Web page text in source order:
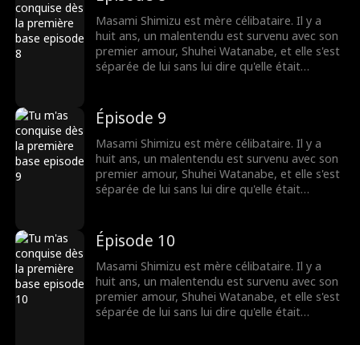
rouages du destin se remettent en marche.
Lorsqu'ils se retrouvent au stade, pourront-ils
dissiper le malentendu et se reconnecter ?
Masami Shimizu est mère célibataire. Il y a
huit ans, un malentendu est survenu avec son
premier amour, Shuhei Watanabe, et elle s'est
séparée de lui sans lui dire qu'elle était
transféré dans une nouvelle équipe. Les
rouages du destin se remettent en marche.
Lorsqu'ils se retrouvent au stade, pourront-ils
dissiper le malentendu et se reconnecter ?
Épisode 9
Masami Shimizu est mère célibataire. Il y a
huit ans, un malentendu est survenu avec son
premier amour, Shuhei Watanabe, et elle s'est
séparée de lui sans lui dire qu'elle était
transféré dans une nouvelle équipe. Les
rouages du destin se remettent en marche.
Lorsqu'ils se retrouvent au stade, pourront-ils
dissiper le malentendu et se reconnecter ?
Épisode 10
Masami Shimizu est mère célibataire. Il y a
huit ans, un malentendu est survenu avec son
premier amour, Shuhei Watanabe, et elle s'est
séparée de lui sans lui dire qu'elle était